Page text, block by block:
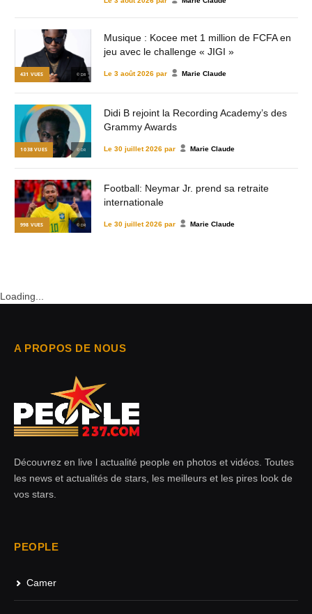
431 VUES © DR
Musique : Kocee met 1 million de FCFA en
jeu avec le challenge « JIGI »
Le 3 août 2026 par Marie Claude
1 038 VUES © DR
Didi B rejoint la Recording Academy’s des
Grammy Awards
Le 30 juillet 2026 par Marie Claude
998 VUES © DR
Football: Neymar Jr. prend sa retraite
internationale
Le 30 juillet 2026 par Marie Claude
Loading...
A PROPOS DE NOUS
Découvrez en live l actualité people en photos et vidéos. Toutes
les news et actualités de stars, les meilleurs et les pires look de
vos stars.
PEOPLE
Camer